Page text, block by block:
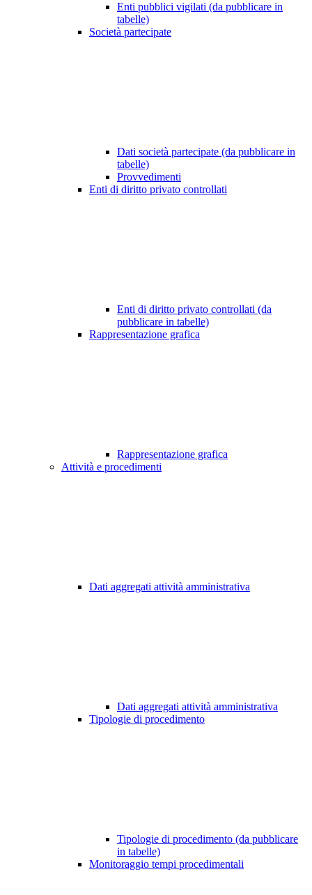
Enti pubblici vigilati (da pubblicare in
tabelle)
Società partecipate
Dati società partecipate (da pubblicare in
tabelle)
Provvedimenti
Enti di diritto privato controllati
Enti di diritto privato controllati (da
pubblicare in tabelle)
Rappresentazione grafica
Rappresentazione grafica
Attività e procedimenti
Dati aggregati attività amministrativa
Dati aggregati attività amministrativa
Tipologie di procedimento
Tipologie di procedimento (da pubblicare
in tabelle)
Monitoraggio tempi procedimentali